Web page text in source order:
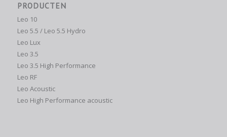
PRODUCTEN
Leo 10
Leo 5.5 / Leo 5.5 Hydro
Leo Lux
Leo 3.5
Leo 3.5 High Performance
Leo RF
Leo Acoustic
Leo High Performance acoustic